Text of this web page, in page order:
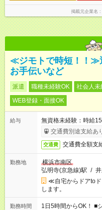
掲載元企業名
≪ジモトで時短！！≫
お手伝いなど
派遣 職種未経験OK 社会人未
WEB登録・面接OK
給与
無資格未経験：時給
交通費別途支給あ
交通費 交通費全額支
勤務地
横浜市南区
弘明寺(京急線)駅 /
≪自宅からドアto
します。
勤務時間
1日5時間からOK！ ■シフト例 (1)8:00～13:00 (2)10:00～15:00